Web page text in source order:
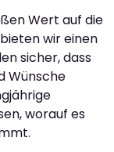
Wert auf die
wir einen
sicher, dass
Wünsche
worauf es